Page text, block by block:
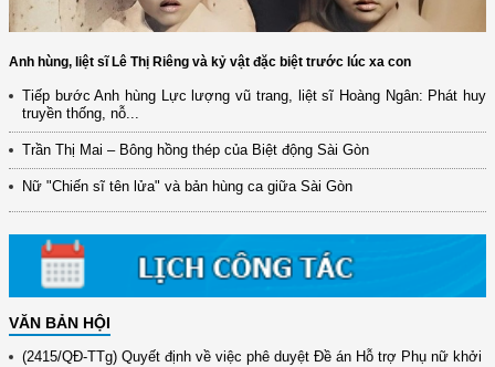
Anh hùng, liệt sĩ Lê Thị Riêng và kỷ vật đặc biệt trước lúc xa con
Tiếp bước Anh hùng Lực lượng vũ trang, liệt sĩ Hoàng Ngân: Phát huy
truyền thống, nỗ...
Trần Thị Mai – Bông hồng thép của Biệt động Sài Gòn
Nữ "Chiến sĩ tên lửa" và bản hùng ca giữa Sài Gòn
VĂN BẢN HỘI
(12/TB-HĐKH) V/v đăng ký, đề xuất nhiệm vụ Khoa học, công nghệ và
đổi mới ...
(898/KH/ĐCT) Kế hoạch thực hiện Quyết định số 2415/QĐ-TTg ngày
31/10/2025 ...
(417/QĐ-BNNMT) Quyết định phê duyệt Chương trình mục tiêu quốc gia
xây dựng ...
(891/KH-ĐCT) Kế hoạch thực hiện Nghị quyết số 72-NQ/TW ngày
9/9/2025 của Bộ ...
(2415/QĐ-TTg) Quyết định về việc phê duyệt Đề án Hỗ trợ Phụ nữ khởi
nghiệp ...